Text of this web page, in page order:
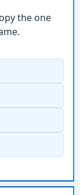
the one